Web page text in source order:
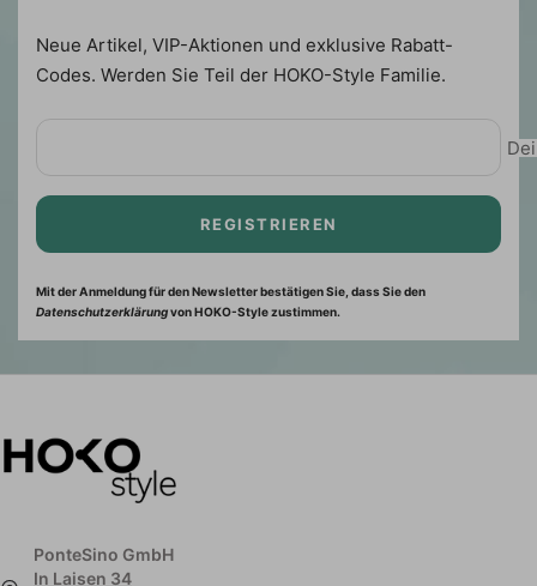
Neue Artikel, VIP-Aktionen und exklusive Rabatt-
Codes. Werden Sie Teil der HOKO-Style Familie.
REGISTRIEREN
Mit der Anmeldung für den Newsletter bestätigen Sie, dass Sie den
Datenschutzerklärungvon HOKO-Style zustimmen.
PonteSino GmbH
In Laisen 34